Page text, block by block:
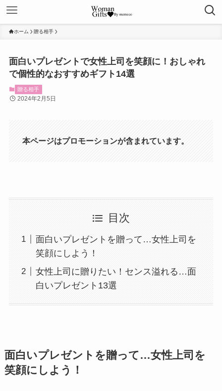
ホーム 贈る相手
面白いプレゼントで女性上司を笑顔に！おしゃれ
で個性的なおすすめギフト14選
贈る相手
2024年2月5日
本ページはプロモーションが含まれています。
目次
面白いプレゼントを贈って…女性上司を
笑顔にしよう！
女性上司に贈りたい！センス溢れる…面
白いプレゼント13選
面白いプレゼントを贈って…女性上司を
笑顔にしよう！